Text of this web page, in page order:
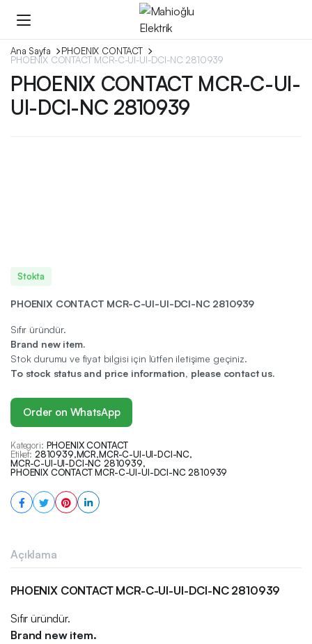
Ana Sayfa
PHOENIX CONTACT
PHOENIX CONTACT MCR-C-UI-UI-DCI-NC 2810939
PHOENIX CONTACT MCR-C-UI-
UI-DCI-NC 2810939
Stokta
PHOENIX CONTACT MCR-C-UI-UI-DCI-NC 2810939
Sıfır üründür.
Brand new item.
Stok durumu ve fiyat bilgisi için lütfen iletişime geçiniz.
To stock status and price information, please contact us.
Order on WhatsApp
Kategori: PHOENIX CONTACT
Etiket: 2810939,MCR,MCR-C-UI-UI-DCI-NC,
MCR-C-UI-UI-DCI-NC 2810939,
PHOENIX CONTACT MCR-C-UI-UI-DCI-NC 2810939
Açıklama
PHOENIX CONTACT MCR-C-UI-UI-DCI-NC 2810939
Sıfır üründür.
Brand new item.